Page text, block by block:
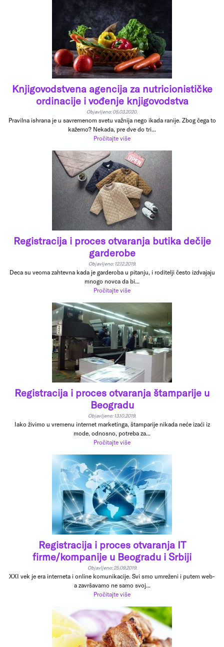
Knjigovodstvena agencija za nutricionističke
ordinacije i vođenje knjigovodstva
Objavljeno: 05.03.2020.
Pravilna ishrana je u savremenom svetu važnija nego ikada ranije. Zbog čega to
kažemo? Nekada, pre dve do tri...
Pročitajte više
Registracija i proces otvaranja butika dečije
garderobe
Objavljeno: 12.12.2019.
Deca su veoma zahtevna kada je garderoba u pitanju, i roditelji često izdvajaju
mnogo novca da bi...
Pročitajte više
Registracija i proces otvaranja štamparije u
Beogradu
Objavljeno: 13.10.2019.
Iako živimo u vremenu internet marketinga, štamparije nikada neće izaći iz
mode, odnosno, potreba za...
Pročitajte više
Registracija i proces otvaranja IT
firme/kompanije u Beogradu i Srbiji
Objavljeno: 25.09.2019.
XXI vek je era interneta i online komunikacije. Svi smo umreženi i putem web-
a završavamo ne samo svoj...
Pročitajte više